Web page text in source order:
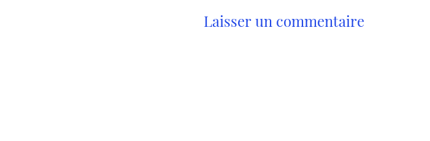
Laisser un commentaire